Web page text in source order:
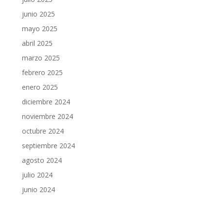
junio 2025
mayo 2025
abril 2025
marzo 2025
febrero 2025
enero 2025
diciembre 2024
noviembre 2024
octubre 2024
septiembre 2024
agosto 2024
julio 2024
junio 2024